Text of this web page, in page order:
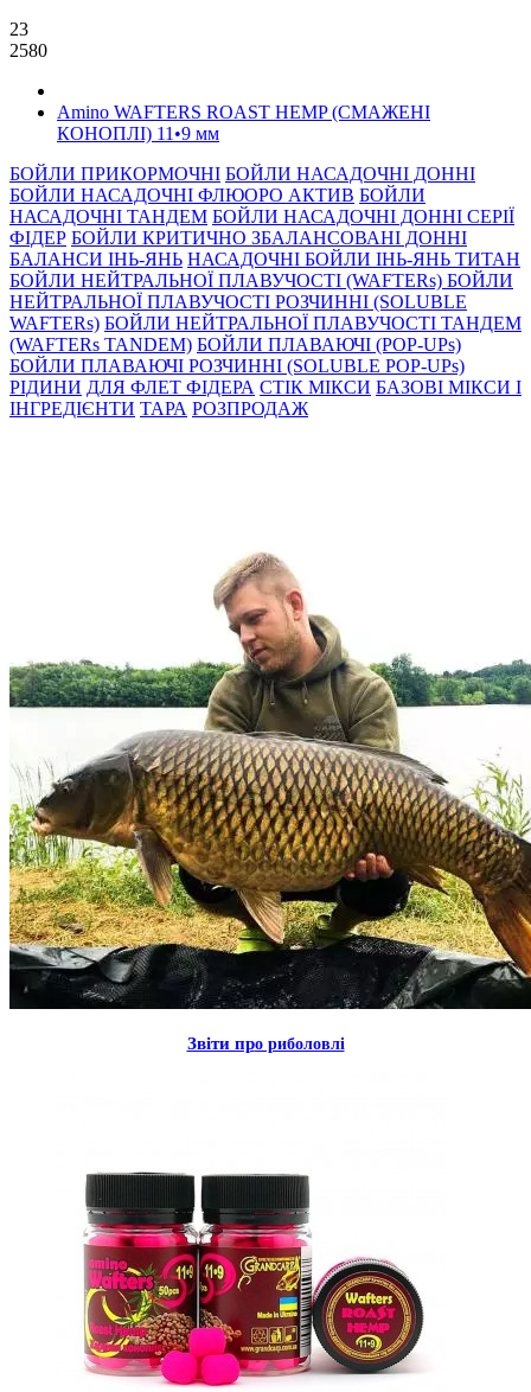
23
2580
Amino WAFTERS ROAST HEMP (СМАЖЕНІ
КОНОПЛІ) 11•9 мм
БОЙЛИ ПРИКОРМОЧНI БОЙЛИ НАСАДОЧНI ДОННI
БОЙЛИ НАСАДОЧНІ ФЛЮОРО АКТИВ БОЙЛИ
НАСАДОЧНІ ТАНДЕМ БОЙЛИ НАСАДОЧНI ДОННI СЕРIÏ
ФIДЕР БОЙЛИ КРИТИЧНО ЗБАЛАНСОВАНІ ДОННІ
БАЛАНСИ ІНЬ-ЯНЬ НАСАДОЧНІ БОЙЛИ ІНЬ-ЯНЬ ТИТАН
БОЙЛИ НЕЙТРАЛЬНОÏ ПЛАВУЧОСТI (WAFTERs) БОЙЛИ
НЕЙТРАЛЬНОЇ ПЛАВУЧОСТІ РОЗЧИННІ (SOLUBLE
WAFTERs) БОЙЛИ НЕЙТРАЛЬНОЇ ПЛАВУЧОСТІ ТАНДЕМ
(WAFTERs TANDEM) БОЙЛИ ПЛАВАЮЧІ (POP-UPs)
БОЙЛИ ПЛАВАЮЧI РОЗЧИННI (SOLUBLE POP-UPs)
РIДИНИ ДЛЯ ФЛЕТ ФІДЕРА СТIК МIКСИ БАЗОВІ МІКСИ І
ІНГРЕДІЄНТИ ТАРА РОЗПРОДАЖ
Звiти про риболовлi